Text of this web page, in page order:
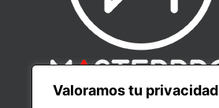
Valoramos tu privacidad